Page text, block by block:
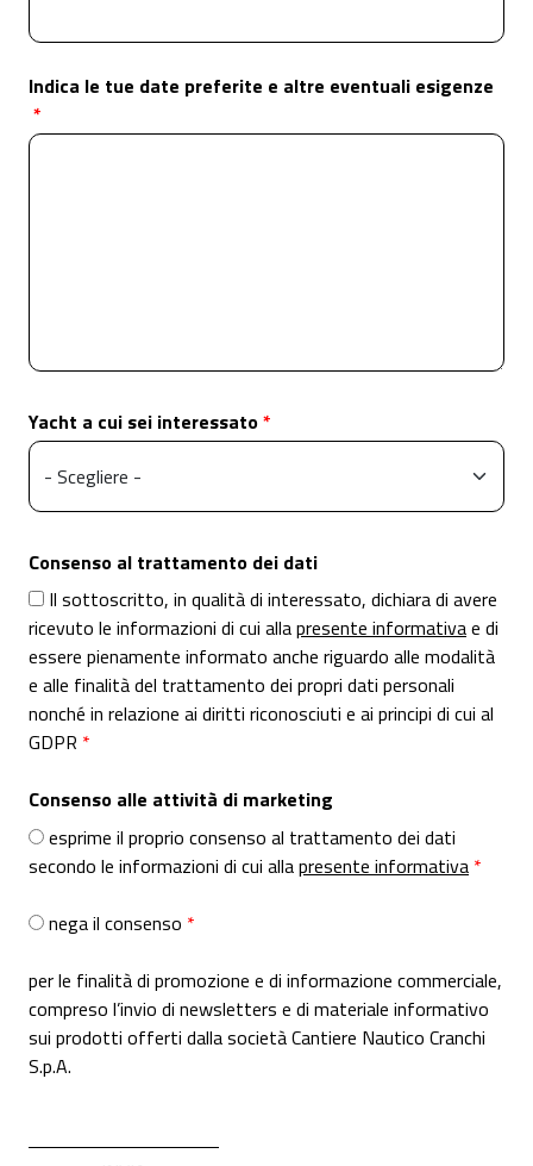
Indica le tue date preferite e altre eventuali esigenze
Yacht a cui sei interessato
Consenso al trattamento dei dati
Il sottoscritto, in qualità di interessato, dichiara di avere
ricevuto le informazioni di cui allapresente informativa
essere pienamente informato anche riguardo alle modalità
e alle finalità del trattamento dei propri dati personali
nonché in relazione ai diritti riconosciuti e ai principi di cui al
GDPR
Consenso alle attività di marketing
esprime il proprio consenso al trattamento dei dati
secondo le informazioni di cui allapresente informativa
nega il consenso
per le finalità di promozione e di informazione commerciale,
compreso l’invio di newsletters e di materiale informativo
sui prodotti offerti dalla società Cantiere Nautico Cranchi
S.p.A.